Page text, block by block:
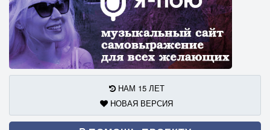
НАМ 15 ЛЕТ
НОВАЯ ВЕРСИЯ